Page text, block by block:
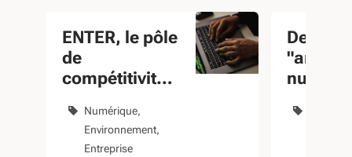
ENTER, le pôle
de
compétitivité
responsable
Numérique
Environnement
Entreprise
Des
en